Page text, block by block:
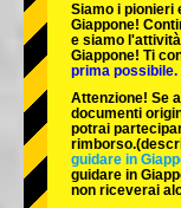
Tokyo Shibuya
Tokyo
Okinawa
Siamo i pionieri
Giappone!
e siamo l'
Giappone! Ti
prima possibile.
Attenzione! Se
documenti
potrai
rimborso.
guidare in
guidare in
non riceverai